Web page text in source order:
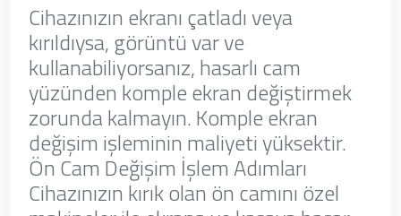
Cihazınızın ekranı çatladı veya
kırıldıysa, görüntü var ve
kullanabiliyorsanız, hasarlı cam
yüzünden komple ekran değiştirmek
zorunda kalmayın. Komple ekran
değişim işleminin maliyeti yüksektir.
Ön Cam Değişim İşlem Adımları
Cihazınızın kırık olan ön camını özel